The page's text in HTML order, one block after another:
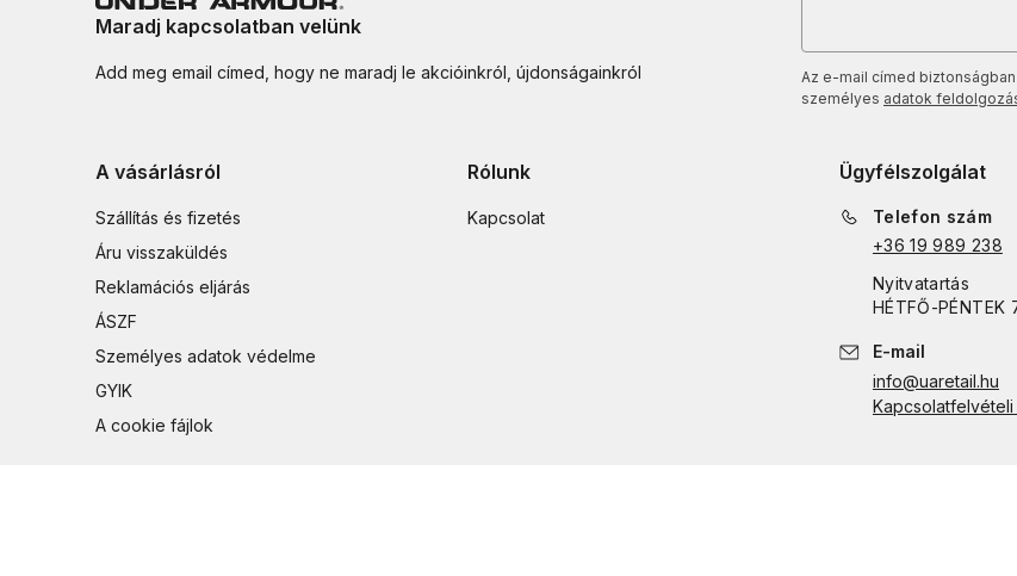
Maradj kapcsolatban velünk
Add meg email címed, hogy ne maradj le akcióinkról, újdonságainkról
Az e-mail címed
személyes adatok
A vásárlásról
Szállítás és fizetés
Áru visszaküldés
Reklamációs eljárás
ÁSZF
Személyes adatok védelme
GYIK
A cookie fájlok
Rólunk
Kapcsolat
Ügyfélszolgálat
Telefon szám
+36 19 989 238
Nyitvatartás
HÉTFŐ-PÉNTEK
E-mail
info@uaretail.hu
Kapcsolatfelvételi